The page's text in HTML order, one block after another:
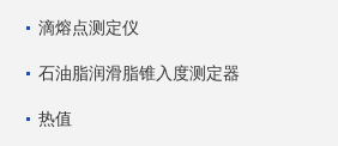
滴熔点测定仪
石油脂润滑脂锥入度测定器
热值